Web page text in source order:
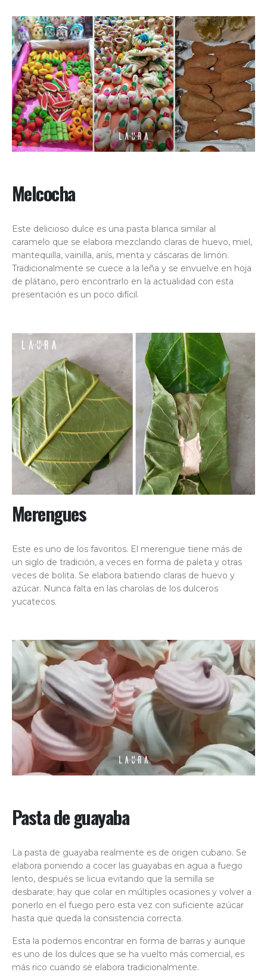
Melcocha
Este delicioso dulce es una pasta blanca similar al
caramelo que se elabora mezclando claras de huevo, miel,
mantequilla, vainilla, anís, menta y cáscaras de limón.
Tradicionalmente se cuece a la leña y se envuelve en hoja
de plátano, pero encontrarlo en la actualidad con esta
presentación es un poco difícil.
Merengues
Este es uno de los favoritos. El merengue tiene más de
un siglo de tradición, a veces en forma de paleta y otras
veces de bolita. Se elabora batiendo claras de huevo y
azúcar. Nunca falta en las charolas de los dulceros
yucatecos.
Pasta de guayaba
La pasta de guayaba realmente es de origen cubano. Se
elabora poniendo a cocer las guayabas en agua a fuego
lento, después se licua evitando que la semilla se
desbarate; hay que colar en múltiples ocasiones y volver a
ponerlo en el fuego pero esta vez con suficiente azúcar
hasta que queda la consistencia correcta.
Esta la podemos encontrar en forma de barras y aunque
es uno de los dulces que se ha vuelto más comercial, es
más rico cuando se elabora tradicionalmente.